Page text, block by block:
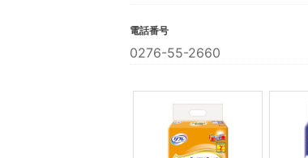
電話番号
0276-55-2660